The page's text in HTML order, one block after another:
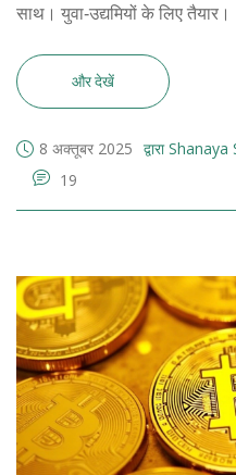
साथ। युवा‑उद्यमियों के लिए तैयार।
और देखें
8 अक्तूबर 2025 द्वारा
19